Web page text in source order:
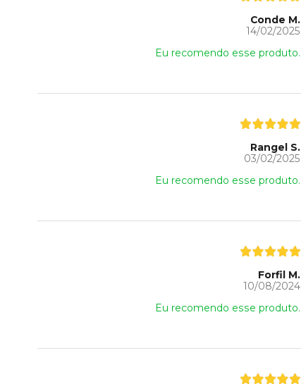
Conde M.
14/02/2025
Eu recomendo esse produto.
Rangel S.
03/02/2025
Eu recomendo esse produto.
Forfil M.
10/08/2024
Eu recomendo esse produto.